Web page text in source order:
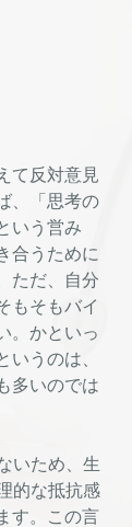
て反対意見
、「思考の
いう営み
合うために
ただ、自分
もそもバイ
。かといっ
いうのは、
多いのでは
いため、生
的な抵抗感
す。この言